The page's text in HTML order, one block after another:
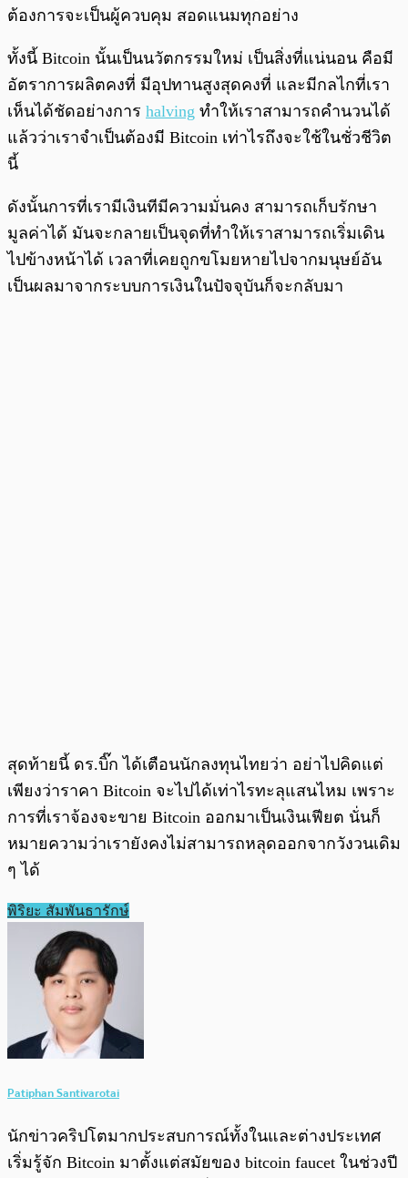
ต้องการจะเป็นผู้ควบคุม สอดแนมทุกอย่าง
​​ทั้งนี้ Bitcoin นั้นเป็นนวัตกรรมใหม่ เป็นสิ่งที่แน่นอน คือมี
อัตราการผลิตคงที่ มีอุปทานสูงสุดคงที่ และมีกลไกที่เรา
เห็นได้ชัดอย่างการ halving ทำให้เราสามารถคำนวนได้
แล้วว่าเราจำเป็นต้องมี Bitcoin เท่าไรถึงจะใช้ในชั่วชีวิต
นี้
ดังนั้นการที่เรามีเงินทีมีความมั่นคง สามารถเก็บรักษา
มูลค่าได้ มันจะกลายเป็นจุดที่ทำให้เราสามารถเริ่มเดิน
ไปข้างหน้าได้ เวลาที่เคยถูกขโมยหายไปจากมนุษย์อัน
เป็นผลมาจากระบบการเงินในปัจจุบันก็จะกลับมา
สุดท้ายนี้ ดร.บิ๊ก ได้เตือนนักลงทุนไทยว่า อย่าไปคิดแต่
เพียงว่าราคา Bitcoin จะไปได้เท่าไรทะลุแสนไหม เพราะ
การที่เราจ้องจะขาย Bitcoin ออกมาเป็นเงินเฟียต นั่นก็
หมายความว่าเรายังคงไม่สามารถหลุดออกจากวังวนเดิม
ๆ ได้
พิริยะ สัมพันธารักษ์
Patiphan Santivarotai
นักข่าวคริปโตมากประสบการณ์ทั้งในและต่างประเทศ
เริ่มรู้จัก Bitcoin มาตั้งแต่สมัยของ bitcoin faucet ในช่วงปี